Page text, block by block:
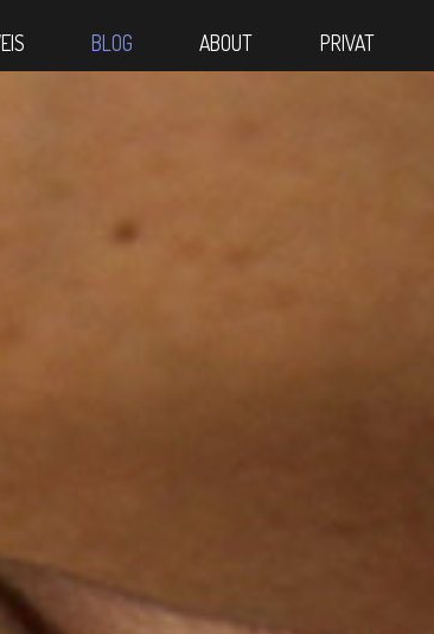
BLOG ABOUT PRIVAT